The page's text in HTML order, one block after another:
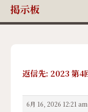
掲示板
返信先: 2023 第4
6月 16, 2026 12:21 am